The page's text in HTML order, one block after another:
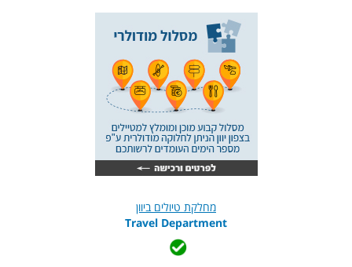
מחלקת טיולים ביוון
Travel Department